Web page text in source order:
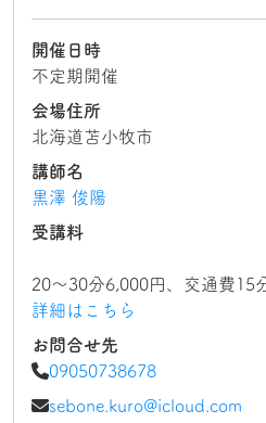
開催日時
不定期開催
会場住所
北海道苫小牧市
講師名
黒澤 俊陽
受講料
20〜30分6,000円、交通費15
詳細はこちら
お問合せ先
09050738678
sebone.kuro@icloud.com